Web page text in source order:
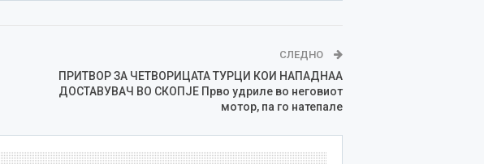
СЛЕДНО
ПРИТВОР ЗА ЧЕТВОРИЦАТА ТУРЦИ КОИ НАПАДНАА
ДОСТАВУВАЧ ВО СКОПЈЕ Прво удриле во неговиот
мотор, па го натепале